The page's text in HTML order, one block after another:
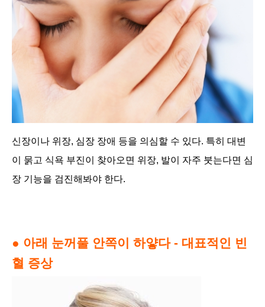
신장이나 위장, 심장 장애 등을 의심할 수 있다. 특히 대변
이 묽고 식욕 부진이 찾아오면 위장, 발이 자주 붓는다면 심
장 기능을 검진해봐야 한다.
● 아래 눈꺼풀 안쪽이 하얗다 - 대표적인 빈
혈 증상